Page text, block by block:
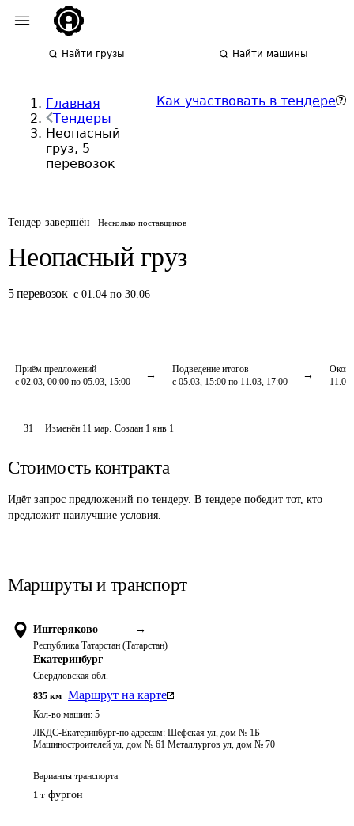
Найти грузы Найти машины
Главная
Тендеры
Неопасный
груз, 5
перевозок
Как участвовать в тендере
Тендер завершён Несколько поставщиков
Неопасный груз
5 перевозок с 01.04 по 30.06
Приём предложений
с 02.03, 00:00 по 05.03, 15:00
Подведение итогов
с 05.03, 15:00 по 11.03, 17:00
31 Изменён 11 мар. Создан 1 янв 1
Стоимость контракта
Идёт запрос предложений по тендеру. В тендере победит тот, кто
предложит наилучшие условия.
Маршруты и транспорт
Иштеряково →
Республика Татарстан (Татарстан)
Екатеринбург
Свердловская обл.
835 км Маршрут на карте
Кол-во машин: 5
ЛКДС-Екатеринбург-по адресам: Шефская ул, дом № 1Б
Машиностроителей ул, дом № 61 Металлургов ул, дом № 70
Варианты транспорта
1 т фургон